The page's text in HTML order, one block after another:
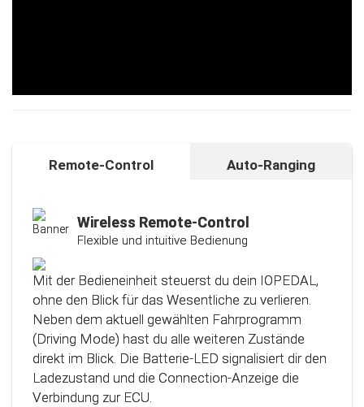
Remote-Control Auto-Ranging
Wireless Remote-Control
Flexible und intuitive Bedienung
Mit der Bedieneinheit steuerst du dein IOPEDAL,
ohne den Blick für das Wesentliche zu verlieren.
Neben dem aktuell gewählten Fahrprogramm
(Driving Mode) hast du alle weiteren Zustände
direkt im Blick. Die Batterie-LED signalisiert dir den
Ladezustand und die Connection-Anzeige die
Verbindung zur ECU.
Kalibrierungsfunktion
Das Steuergerät (ECU) verfügt über eine
intelligente Kalibrierfunktion. Direkt nach dem
Einbau des IOPEDAL werden alle notwendigen
Informationen des Gaspedals automatisch
analysiert und zu einem optimierten individuellen
Kennfeld verarbeitet. Dadurch werden die
einzelnen Fahrmodi (Fahrprogramme)
automatisch an die Charakteristik des Gaspedals